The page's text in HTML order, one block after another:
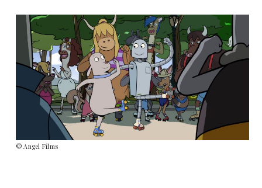
© Angel Films